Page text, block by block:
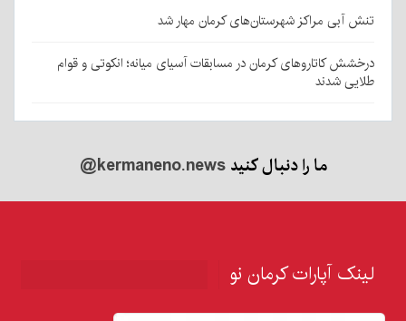
تنش آبی مراکز شهرستان‌های کرمان مهار شد
درخشش کاتاروهای کرمان در مسابقات آسیای میانه؛ انکوتی و قوام
طلایی شدند
ما را دنبال کنید@kermaneno.news
لینک آپارات کرمان نو